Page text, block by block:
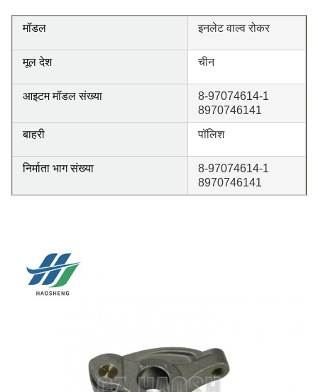
मॉडल इनलेट वाल्व रोकर
मूल देश चीन
आइटम मॉडल संख्या
8-97074614-1
8970746141
बाहरी
पॉलिश
निर्माता भाग संख्या
8-97074614-1
8970746141